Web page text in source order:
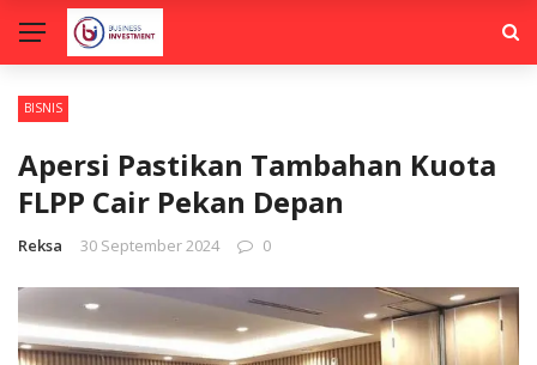
BISNIS
Apersi Pastikan Tambahan Kuota
FLPP Cair Pekan Depan
Reksa 30 September 2024 0